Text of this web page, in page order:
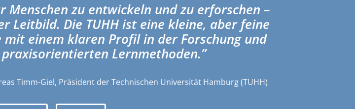
Menschen zu entwickeln und zu erforschen –
Leitbild. Die TUHH ist eine kleine, aber feine
mit einem klaren Profil in der Forschung und
Lernmethoden.”
Timm-Giel, Präsident der Technischen Universität Hamburg (TUHH)